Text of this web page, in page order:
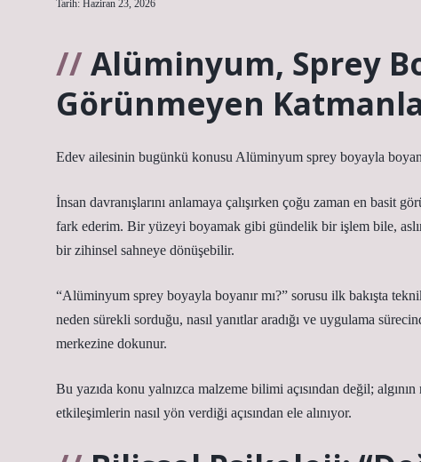
Tarih: Haziran 23, 2026
Alüminyum, Sprey
Görünmeyen
Edev ailesinin bugünkü konusu Alüminyum sprey boyayla
İnsan davranışlarını anlamaya çalışırken çoğu zaman en basit
fark ederim. Bir yüzeyi boyamak gibi gündelik bir işlem bile,
bir zihinsel sahneye dönüşebilir.
“Alüminyum sprey boyayla boyanır mı?” sorusu ilk bakışta
neden sürekli sorduğu, nasıl yanıtlar aradığı ve uygulama
merkezine dokunur.
Bu yazıda konu yalnızca malzeme bilimi açısından değil;
etkileşimlerin nasıl yön verdiği açısından ele alınıyor.